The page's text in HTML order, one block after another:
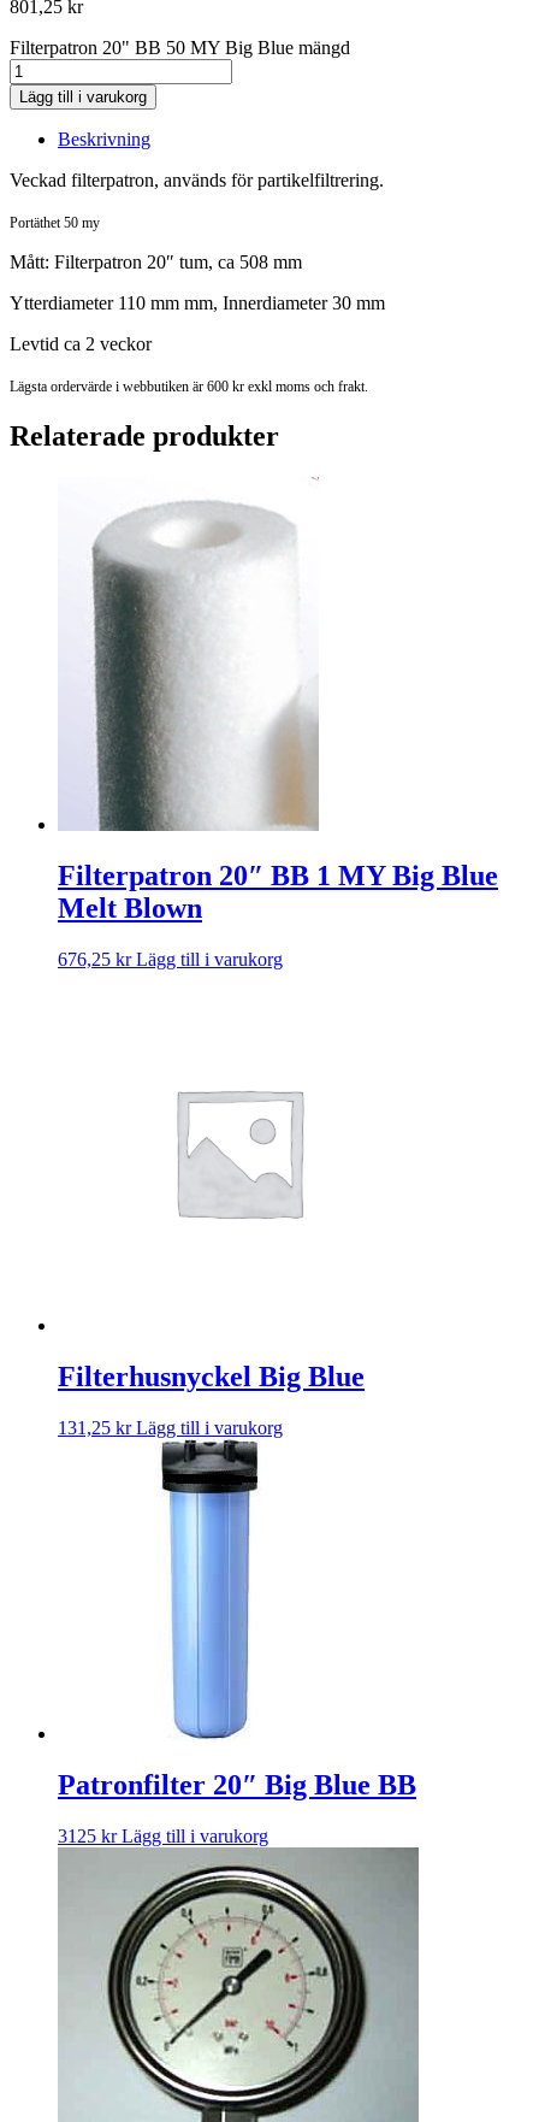
801,25 kr
Filterpatron 20" BB 50 MY Big Blue mängd
Lägg till i varukorg
Beskrivning
Veckad filterpatron, används för partikelfiltrering.
Portäthet 50 my
Mått: Filterpatron 20″ tum, ca 508 mm
Ytterdiameter 110 mm mm, Innerdiameter 30 mm
Levtid ca 2 veckor
Lägsta ordervärde i webbutiken är 600 kr exkl moms och frakt.
Relaterade produkter
Filterpatron 20″ BB 1 MY Big Blue
Melt Blown
676,25 kr Lägg till i varukorg
Filterhusnyckel Big Blue
131,25 kr Lägg till i varukorg
Patronfilter 20″ Big Blue BB
3125 kr Lägg till i varukorg